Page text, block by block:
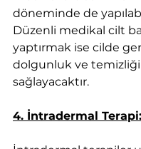
döneminde de
Düzenli medikal cilt
yaptırmak ise cilde
dolgunluk ve temizliği
sağlayacaktır.
4. İntradermal Terapi: